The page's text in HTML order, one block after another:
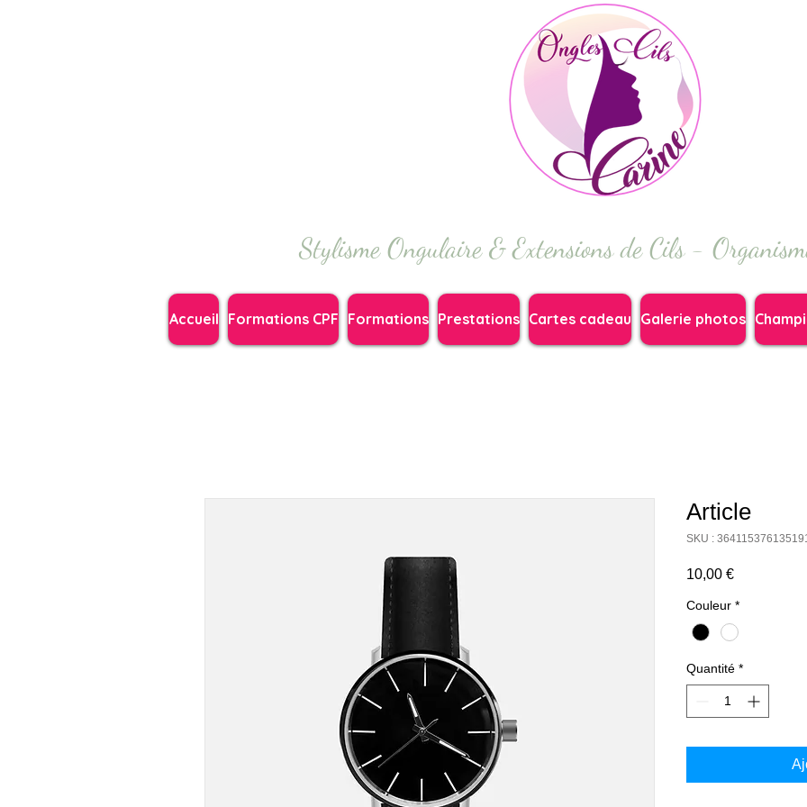
Stylisme Ongulaire & Extensions de Cils -
Accueil Formations CPF Formations Prestations Cartes cadeau Galerie photos
Article
SKU :
10,00 €Prix
Couleur *
Quantité *